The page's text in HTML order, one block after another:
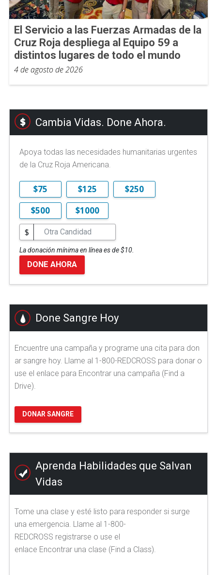
El Servicio a las Fuerzas Armadas de la
Cruz Roja despliega al Equipo 59 a
distintos lugares de todo el mundo
4 de agosto de 2026
Cambia Vidas. Done Ahora.
Apoya todas las necesidades humanitarias urgentes
de la Cruz Roja Americana.
$75 $125
$250
$500
$1000
$
La donación mínima en línea es de $10.
DONE AHORA
Done Sangre Hoy
Encuentre una campaña y programe una cita para don
ar sangre hoy. Llame al 1-800-REDCROSS para donar o
use el enlace para Encontrar una campaña (Find a
Drive).
DONAR SANGRE
Aprenda Habilidades que Salvan
Vidas
Tome una clase y esté listo para responder si surge
una emergencia. Llame al 1-800-
REDCROSS registrarse o use el
enlace Encontrar una clase (Find a Class).